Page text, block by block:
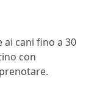
ai cani fino a 30
con